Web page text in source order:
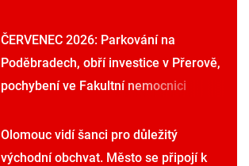
ČERVENEC 2026: Parkování na
Poděbradech, obří investice v Přerově,
pochybení ve Fakultní nemocnici
Olomouc vidí šanci pro důležitý
východní obchvat. Město se připojí k